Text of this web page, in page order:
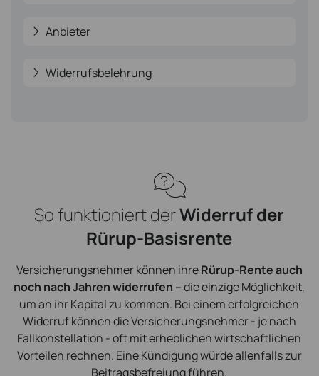
Anbieter
Widerrufsbelehrung
So funktioniert derWiderruf der
Rürup-Basisrente
Versicherungsnehmer können ihreRürup-Rente auch
noch nach Jahren widerrufen – die einzige Möglichkeit,
um an ihr Kapital zu kommen. Bei einem erfolgreichen
Widerruf können die Versicherungsnehmer - je nach
Fallkonstellation - oft mit erheblichen wirtschaftlichen
Vorteilen rechnen. Eine Kündigung würde allenfalls zur
Beitragsbefreiung führen.